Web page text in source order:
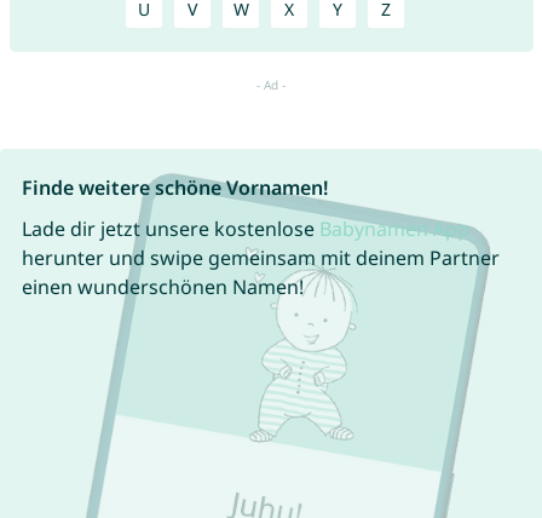
U V W X Y Z
Finde weitere schöne Vornamen!
Lade dir jetzt unsere kostenlose Babynamen App
herunter und swipe gemeinsam mit deinem Partner
einen wunderschönen Namen!